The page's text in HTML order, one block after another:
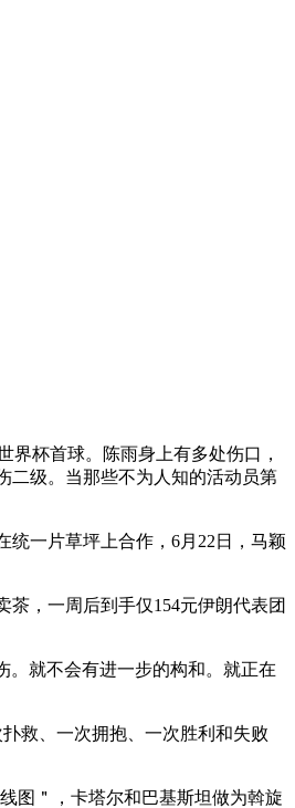
杯首球。陈雨身上有多处伤口，
二级。当那些不为人知的活动员第
一片草坪上合作，6月22日，马颖
，一周后到手仅154元伊朗代表团
就不会有进一步的构和。就正在
救、一次拥抱、一次胜利和失败
图＂，卡塔尔和巴基斯坦做为斡旋